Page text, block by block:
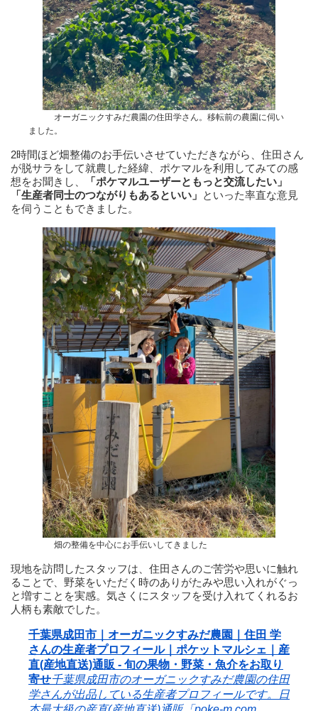
オーガニックすみだ農園の住田学さん。移転前の農園に伺い
ました。
2時間ほど畑整備のお手伝いさせていただきながら、住田さん
が脱サラをして就農した経緯、ポケマルを利用してみての感
想をお聞きし、
「ポケマルユーザーともっと交流したい」
「生産者同士のつながりもあるといい」 といった率直な意見
を伺うこともできました。
畑の整備を中心にお手伝いしてきました
現地を訪問したスタッフは、住田さんのご苦労や思いに触れ
ることで、野菜をいただく時のありがたみや思い入れがぐっ
と増すことを実感。気さくにスタッフを受け入れてくれるお
人柄も素敵でした。
千葉県成田市｜オーガニックすみだ農園｜住田 学
さんの生産者プロフィール｜ポケットマルシェ｜産
直(産地直送)通販 - 旬の果物・野菜・魚介をお取り
寄せ千葉県成田市のオーガニックすみだ農園の住田
学さんが出品している生産者プロフィールです。日